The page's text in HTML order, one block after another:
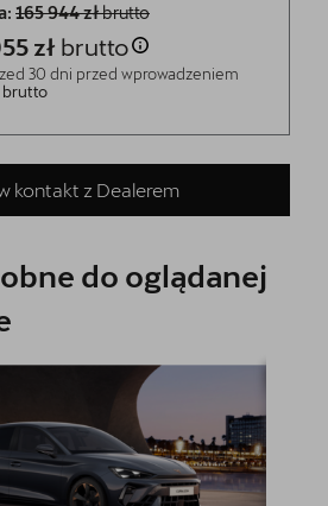
165 944 złbrutto
zł brutto
30 dni przed wprowadzeniem
brutto
kontakt z Dealerem
do oglądanej